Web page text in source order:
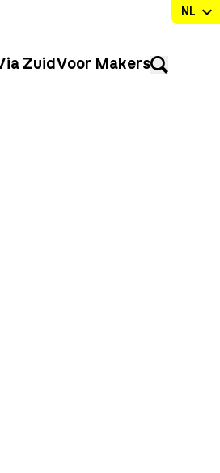
Zuid Voor Makers